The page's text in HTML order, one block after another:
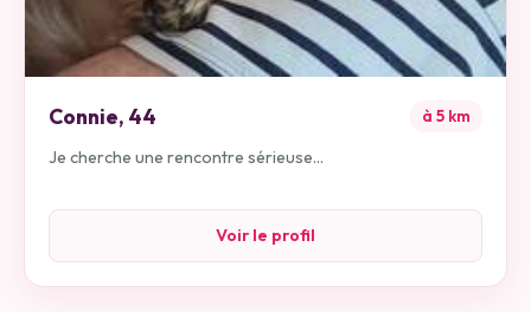
Connie, 44 à 5 km
Je cherche une rencontre sérieuse...
Voir le profil